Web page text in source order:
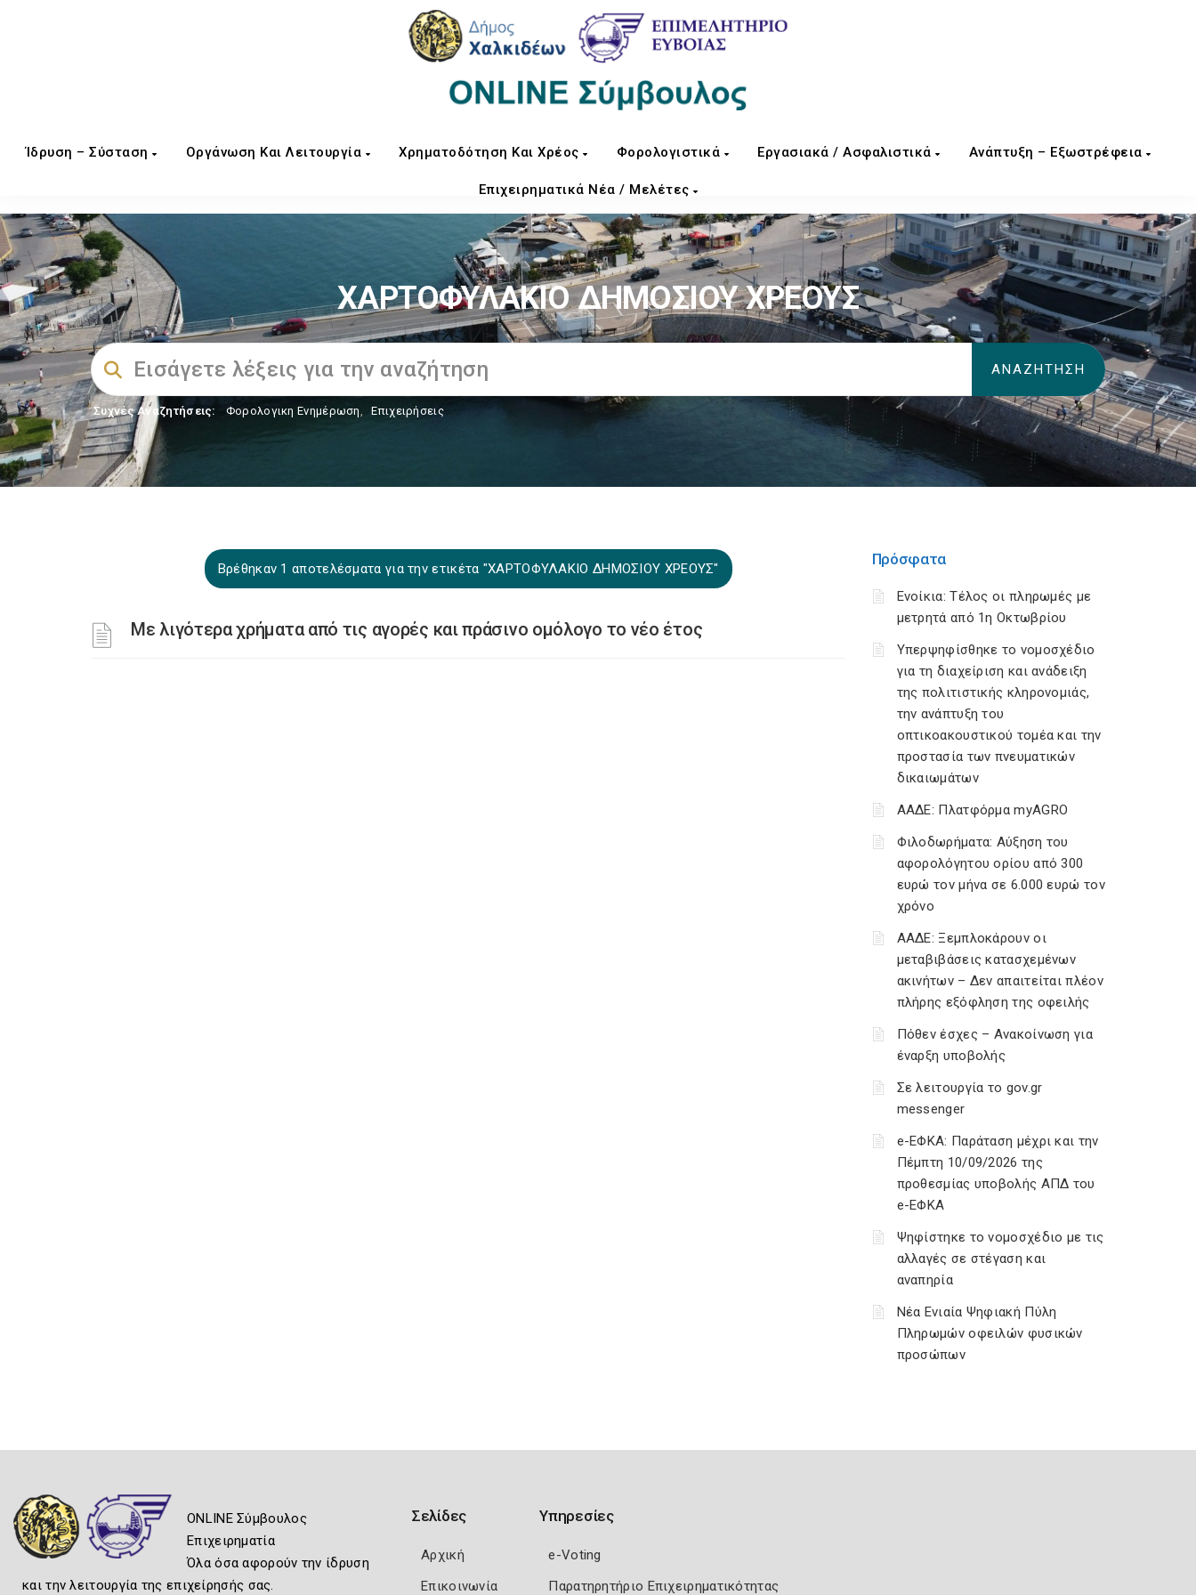
Ίδρυση – Σύσταση Οργάνωση Και Λειτουργία Χρηματοδότηση Και Χρέος Φορολογιστικά Εργασιακά / Ασφαλιστικά Ανάπτυξη – Εξωστρέφεια
Επιχειρηματικά Νέα / Μελέτες
ΧΑΡΤΟΦΥΛΑΚΙΟ ΔΗΜΟΣΙΟΥ ΧΡΕΟΥΣ
Συχνές Αναζητήσεις: Φορολογικη Ενημέρωση, Επιχειρήσεις
Βρέθηκαν 1 αποτελέσματα για την ετικέτα "ΧΑΡΤΟΦΥΛΑΚΙΟ ΔΗΜΟΣΙΟΥ ΧΡΕΟΥΣ"
Με λιγότερα χρήματα από τις αγορές και πράσινο ομόλογο το νέο έτος
Πρόσφατα
Ενοίκια: Τέλος οι πληρωμές με
μετρητά από 1η Οκτωβρίου
Υπερψηφίσθηκε το νομοσχέδιο
για τη διαχείριση και ανάδειξη
της πολιτιστικής κληρονομιάς,
την ανάπτυξη του
οπτικοακουστικού τομέα και την
προστασία των πνευματικών
δικαιωμάτων
ΑΑΔΕ: Πλατφόρμα myAGRO
Φιλοδωρήματα: Αύξηση του
αφορολόγητου ορίου από 300
ευρώ τον μήνα σε 6.000 ευρώ τον
χρόνο
ΑΑΔΕ: Ξεμπλοκάρουν οι
μεταβιβάσεις κατασχεμένων
ακινήτων – Δεν απαιτείται πλέον
πλήρης εξόφληση της οφειλής
Πόθεν έσχες – Ανακοίνωση για
έναρξη υποβολής
Σε λειτουργία το gov.gr
messenger
e-ΕΦΚΑ: Παράταση μέχρι και την
Πέμπτη 10/09/2026 της
προθεσμίας υποβολής ΑΠΔ του
e-ΕΦΚΑ
Ψηφίστηκε το νομοσχέδιο με τις
αλλαγές σε στέγαση και
αναπηρία
Νέα Ενιαία Ψηφιακή Πύλη
Πληρωμών οφειλών φυσικών
προσώπων
ONLINE Σύμβουλος
Επιχειρηματία
Όλα όσα αφορούν την ίδρυση
και την λειτουργία της επιχείρησής σας.
Σελίδες
Αρχική
Επικοινωνία
Υπηρεσίες
e-Voting
Παρατηρητήριο Επιχειρηματικότητας